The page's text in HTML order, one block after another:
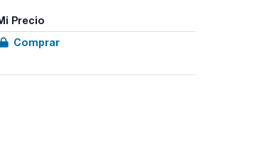
Precio
Comprar